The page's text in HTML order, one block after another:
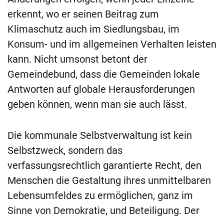
erkennt, wo er seinen Beitrag zum
Klimaschutz auch im Siedlungsbau, im
Konsum- und im allgemeinen Verhalten leisten
kann. Nicht umsonst betont der
Gemeindebund, dass die Gemeinden lokale
Antworten auf globale Herausforderungen
geben können, wenn man sie auch lässt.
Die kommunale Selbstverwaltung ist kein
Selbstzweck, sondern das
verfassungsrechtlich garantierte Recht, den
Menschen die Gestaltung ihres unmittelbaren
Lebensumfeldes zu ermöglichen, ganz im
Sinne von Demokratie, und Beteiligung. Der